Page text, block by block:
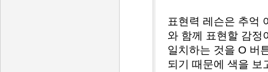
표현력 레슨은 추억
와 함께 표현할 감정
일치하는 것을 O 버
되기 때문에 색을 보